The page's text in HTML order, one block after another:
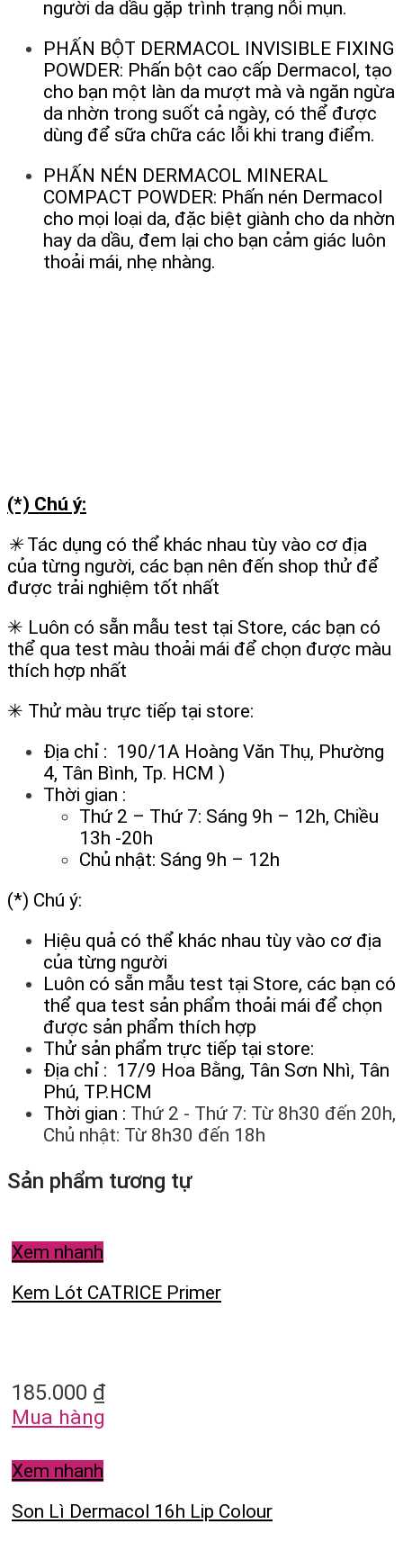
người da dầu gặp trình trạng nỗi mụn.
PHẤN BỘT DERMACOL INVISIBLE FIXING
POWDER: Phấn bột cao cấp Dermacol, tạo
cho bạn một làn da mượt mà và ngăn ngừa
da nhờn trong suốt cả ngày, có thể được
dùng để sữa chữa các lỗi khi trang điểm.
PHẤN NÉN DERMACOL MINERAL
COMPACT POWDER: Phấn nén Dermacol
cho mọi loại da, đặc biệt giành cho da nhờn
hay da dầu, đem lại cho bạn cảm giác luôn
thoải mái, nhẹ nhàng.
(*) Chú ý:
✳Tác dụng có thể khác nhau tùy vào cơ địa
của từng người, các bạn nên đến shop thử để
được trải nghiệm tốt nhất
✳ Luôn có sẵn mẫu test tại Store, các bạn có
thể qua test màu thoải mái để chọn được màu
thích hợp nhất
✳ Thử màu trực tiếp tại store:
Địa chỉ : 190/1A Hoàng Văn Thụ, Phường
4, Tân Bình, Tp. HCM )
Thời gian :
Thứ 2 – Thứ 7: Sáng 9h – 12h, Chiều
13h -20h
Chủ nhật: Sáng 9h – 12h
(*) Chú ý:
Hiệu quả có thể khác nhau tùy vào cơ địa
của từng người
Luôn có sẵn mẫu test tại Store, các bạn có
thể qua test sản phẩm thoải mái để chọn
được sản phẩm thích hợp
Thử sản phẩm trực tiếp tại store:
Địa chỉ : 17/9 Hoa Bằng, Tân Sơn Nhì, Tân
Phú, TP.HCM
Thời gian : Thứ 2 - Thứ 7: Từ 8h30 đến 20h,
Chủ nhật: Từ 8h30 đến 18h
Sản phẩm tương tự
Xem nhanh
Kem Lót CATRICE Primer
185.000 ₫
Mua hàng
Xem nhanh
Son Lì Dermacol 16h Lip Colour